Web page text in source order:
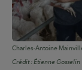
Charles-Antoine
Crédit :Étienne Gosselin